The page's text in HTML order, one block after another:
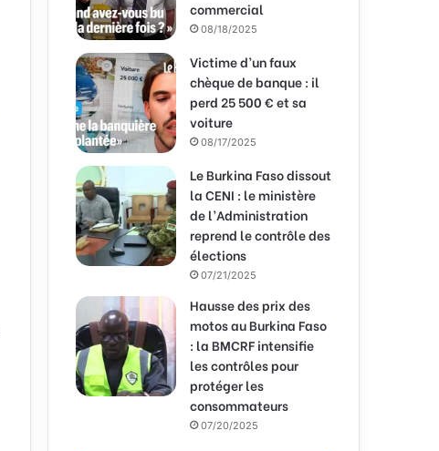
commercial
08/18/2025
Victime d’un faux
chèque de banque : il
perd 25 500 € et sa
voiture
08/17/2025
Le Burkina Faso dissout
la CENI : le ministère
de l’Administration
reprend le contrôle des
élections
07/21/2025
Hausse des prix des
motos au Burkina Faso
: la BMCRF intensifie
les contrôles pour
protéger les
consommateurs
07/20/2025